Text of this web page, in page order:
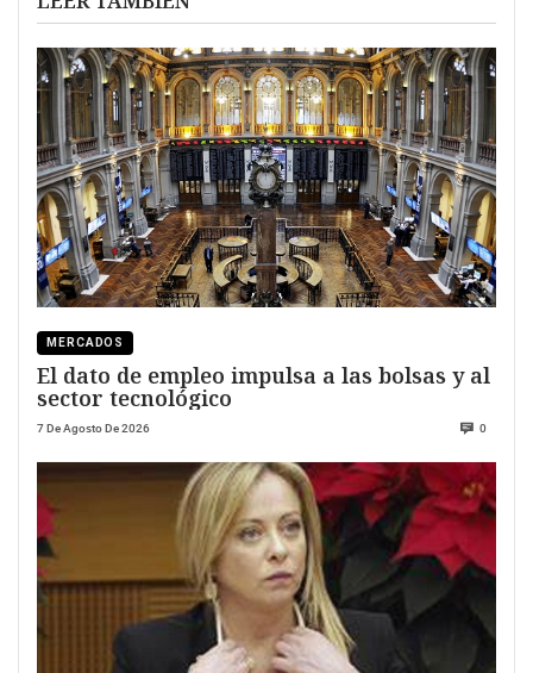
MERCADOS
El dato de empleo impulsa a las bolsas y al
sector tecnológico
7 De Agosto De 2026 0